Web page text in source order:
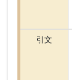
引文